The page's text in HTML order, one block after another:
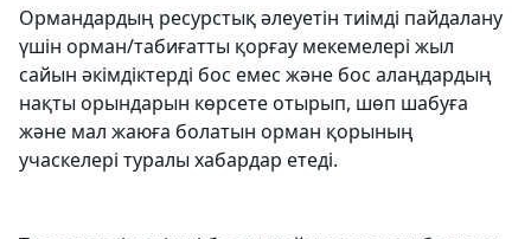
Ормандардың ресурстық әлеуетін тиімді пайдалану
үшін орман/табиғатты қорғау мекемелері жыл
сайын әкімдіктерді бос емес және бос алаңдардың
нақты орындарын көрсете отырып, шөп шабуға
және мал жаюға болатын орман қорының
учаскелері туралы хабардар етеді.